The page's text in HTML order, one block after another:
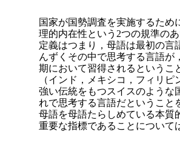
国家が国勢調査を実施するた
理的内在性という2つの規準の
定義はつまり，母語は最初の言
んずくその中で思考する言語が
期において習得されるというこ
（インド，メキシコ，フィリ
強い伝統をもつスイスのような
れで思考する言語だということ
母語を母語たらしめている本質
重要な指標であることについて